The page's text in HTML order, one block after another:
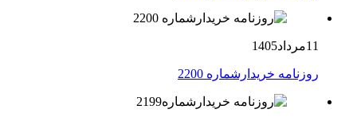
11مرداد1405
روزنامه خریدارشماره 2200